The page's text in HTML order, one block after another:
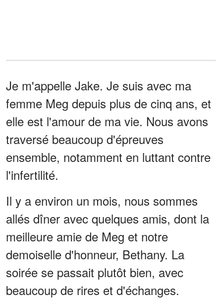
Je m'appelle Jake. Je suis avec ma
femme Meg depuis plus de cinq ans, et
elle est l'amour de ma vie. Nous avons
traversé beaucoup d'épreuves
ensemble, notamment en luttant contre
l'infertilité.
Il y a environ un mois, nous sommes
allés dîner avec quelques amis, dont la
meilleure amie de Meg et notre
demoiselle d'honneur, Bethany. La
soirée se passait plutôt bien, avec
beaucoup de rires et d'échanges.